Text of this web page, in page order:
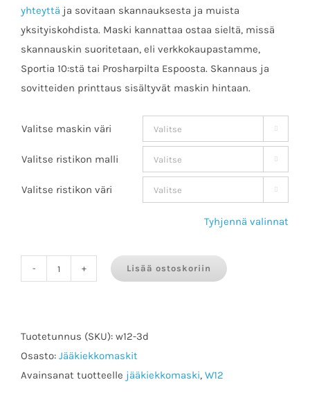
yhteyttä ja sovitaan skannauksesta ja muista
yksityiskohdista. Maski kannattaa ostaa sieltä, missä
skannauskin suoritetaan, eli verkkokaupastamme,
Sportia 10:stä tai Prosharpilta Espoosta. Skannaus ja
sovitteiden printtaus sisältyvät maskin hintaan.
Valitse maskin väri 
Valitse ristikon malli 
Valitse ristikon väri 
Tyhjennä valinnat
määrä
Lisää ostoskoriin
Tuotetunnus (SKU): w12-3d
Osasto: Jääkiekkomaskit
Avainsanat tuotteelle jääkiekkomaski, W12